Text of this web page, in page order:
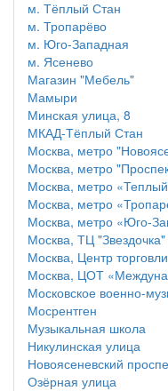
м. Тёплый Стан
м. Тропарёво
м. Юго-Западная
м. Ясенево
Магазин "Мебель"
Мамыри
Минская улица, 8
МКАД-Тёплый Стан
Москва, метро
Москва, метро
Москва, метро
Москва, метро
Москва, метро «Юго-
Москва, ТЦ
Москва, Центр
Москва, ЦОТ
Московское военно-
Мосрентген
Музыкальная школа
Никулинская улица
Новоясеневский
Озёрная улица